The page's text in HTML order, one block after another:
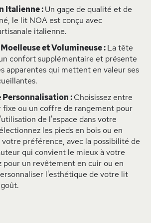
Italienne :Un gage de qualité et de
le lit NOA est conçu avec
italienne.
et Volumineuse :La tête
confort supplémentaire et présente
apparentes qui mettent en valeur ses
Personnalisation :Choisissez entre
fixe ou un coffre de rangement pour
de l'espace dans votre
les pieds en bois ou en
préférence, avec la possibilité de
qui convient le mieux à votre
pour un revêtement en cuir ou en
l'esthétique de votre lit